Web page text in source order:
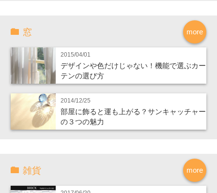
more
窓
2015/04/01
デザインや色だけじゃない！機能で選ぶカー
テンの選び方
2014/12/25
部屋に飾ると運も上がる？サンキャッチャー
の３つの魅力
more
雑貨